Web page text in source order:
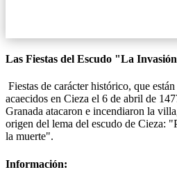
Las Fiestas del Escudo "La
Fiestas de carácter histórico, que
acaecidos en Cieza el 6 de abril de
Granada atacaron e incendiaron la
origen del lema del escudo de Cieza:
la muerte".
Información: